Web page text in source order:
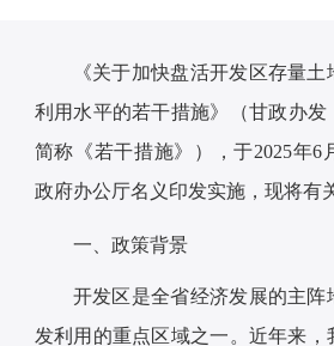
《关于加快盘活开发区存量
利用水平的若干措施》（甘政办发
简称《若干措施》），于2025年6
政府办公厅名义印发实施，现将有
一、政策背景
开发区是全省经济发展的主阵
发利用的重点区域之一。近年来，